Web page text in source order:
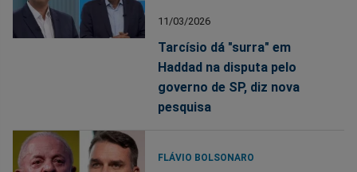
11/03/2026
Tarcísio dá "surra" em
Haddad na disputa pelo
governo de SP, diz nova
pesquisa
FLÁVIO BOLSONARO